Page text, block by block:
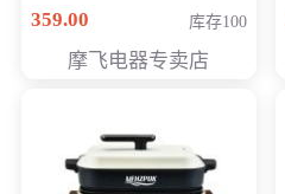
168元
359.00 库存100
摩飞电器专卖店